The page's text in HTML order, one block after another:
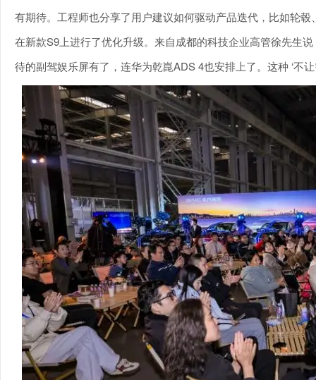
有期待。工程师也分享了用户建议如何驱动产品迭代，比如轮
在新款S9上进行了优化升级。来自成都的科技企业高管徐先生
待的副驾娱乐屏有了，连华为乾崑ADS 4也安排上了。这种 ‘不